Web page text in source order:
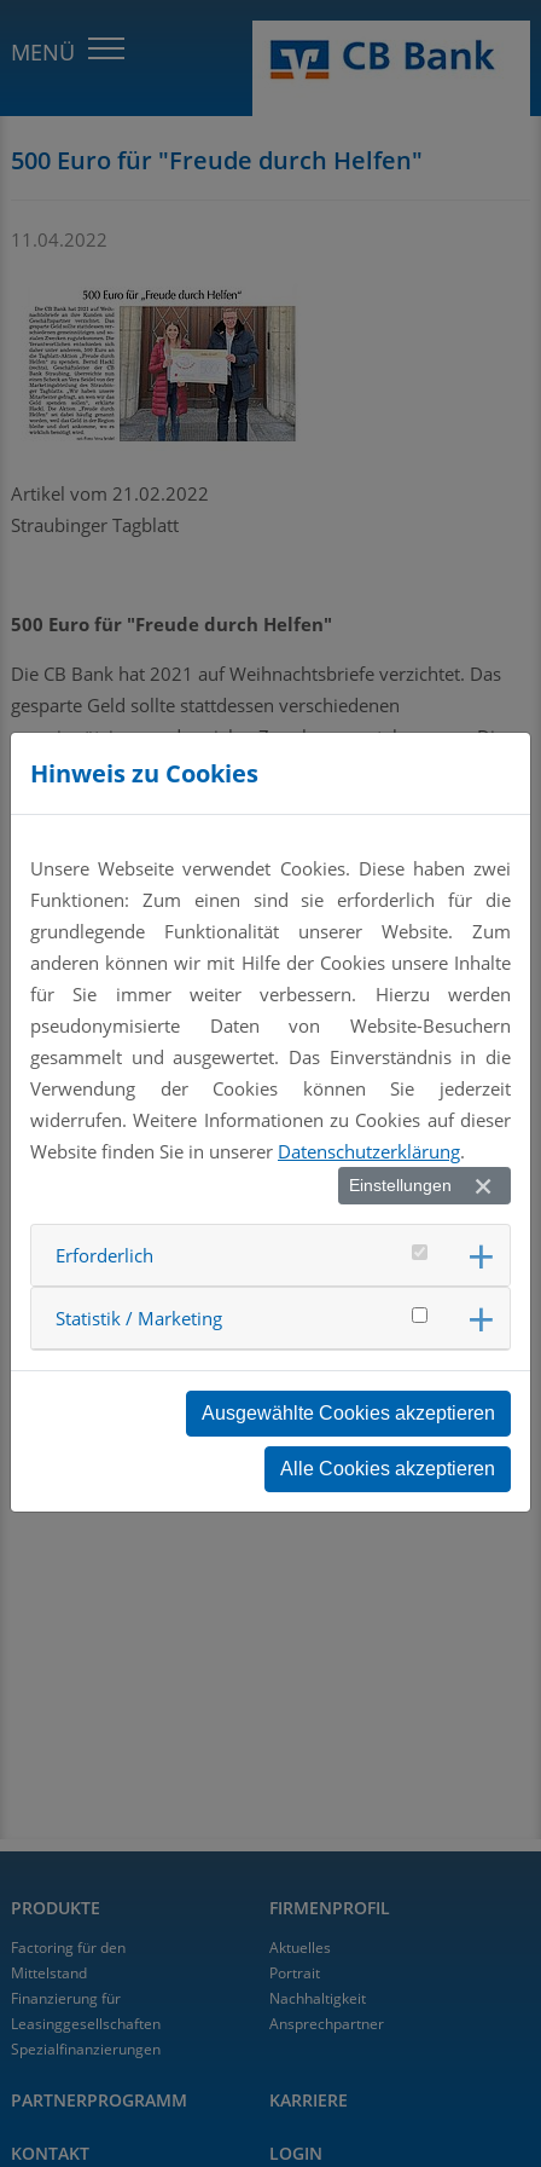
500 Euro für "Freude durch Helfen"
11.04.2022
Artikel vom 21.02.2022
Straubinger Tagblatt
500 Euro für "Freude durch Helfen"
Die CB Bank hat 2021 auf Weihnachtsbriefe verzichtet. Das
gesparte Geld sollte stattdessen verschiedenen
gemeinnützigen und sozialen Zwecken zugutekommen. Die
Verantwortlichen entschieden sich daher unter anderem, 500
überreichte nun einen Scheck an Vera Seidel von der
Marketingabteilung des Straubinger Tagblatts. "Wir haben
unsere Mitarbeiter gefragt, an wen wir das Geld spenden
sollen", erklärte Hackl. Die Aktion "Freude durch Helfen" sei
dabei häufig genannt worden, weil das Geld in der Region
bleibe und dort ankomme, wo es wirklich benötigt wird.
-sei-/Foto: Vera Seidel
« zur Übersicht
PRODUKTE
Factoring für den
Mittelstand
Finanzierung für
Leasinggesellschaften
Spezialfinanzierungen
FIRMENPROFIL
Aktuelles
Portrait
Nachhaltigkeit
Ansprechpartner
PARTNERPROGRAMM KARRIERE
KONTAKT LOGIN
Hinweis zu Cookies
Unsere Webseite verwendet Cookies. Diese haben zwei
Funktionen: Zum einen sind sie erforderlich für die
grundlegende Funktionalität unserer Website. Zum
anderen können wir mit Hilfe der Cookies unsere Inhalte
für Sie immer weiter verbessern. Hierzu werden
pseudonymisierte Daten von Website-Besuchern
gesammelt und ausgewertet. Das Einverständnis in die
Verwendung der Cookies können Sie jederzeit
widerrufen. Weitere Informationen zu Cookies auf dieser
Website finden Sie in unserer Datenschutzerklärung.
Einstellungen
Erforderlich
Statistik / Marketing
Ausgewählte Cookies akzeptieren
Alle Cookies akzeptieren